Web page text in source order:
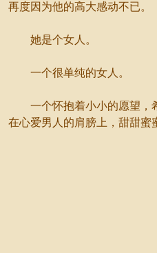
再度因为他的高大感动不已。
她是个女人。
一个很单纯的女人。
一个怀抱着小小的愿望，
在心爱男人的肩膀上，甜甜